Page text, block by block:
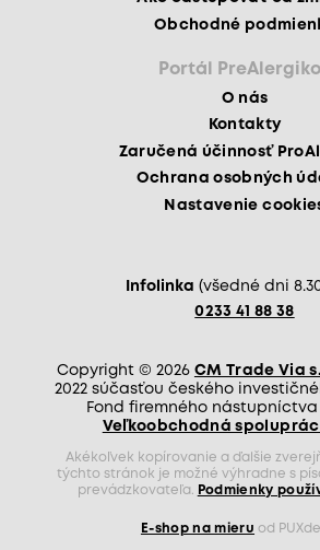
Obchodné
Portál
O nás
Kontakty
Zaručená účinnosť
Ochrana osobných
Nastavenie
Infolinka (všedné dni
0233 41 88 38
Copyright © 2026 CM Trade Via
2022 súčasťou českého
Fond firemného nástupníctva
Veľkoobchodná
Akékoľvek kopírovanie a ďalšie
týchto stránok je možné výhradne s
prevádzkovateľa.
Podmienky
E-shop na mieru od